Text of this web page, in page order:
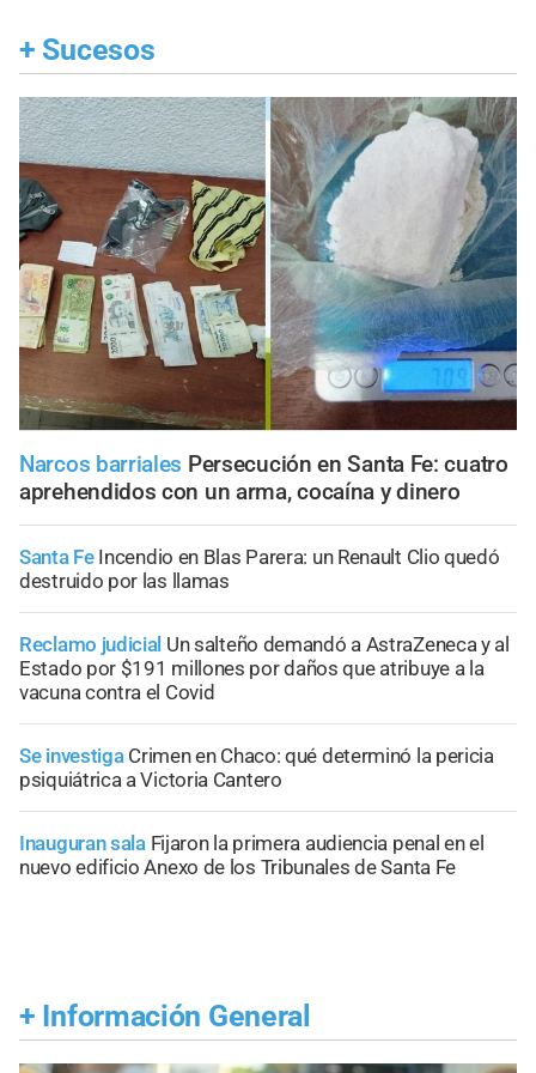
+ Sucesos
Narcos barriales Persecución en Santa Fe: cuatro
aprehendidos con un arma, cocaína y dinero
Santa Fe Incendio en Blas Parera: un Renault Clio quedó
destruido por las llamas
Reclamo judicial Un salteño demandó a AstraZeneca y al
Estado por $191 millones por daños que atribuye a la
vacuna contra el Covid
Se investiga Crimen en Chaco: qué determinó la pericia
psiquiátrica a Victoria Cantero
Inauguran sala Fijaron la primera audiencia penal en el
nuevo edificio Anexo de los Tribunales de Santa Fe
+ Información General